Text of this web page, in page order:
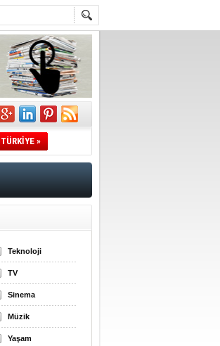
TÜRKİYE »
Teknoloji
TV
Sinema
Müzik
Yaşam